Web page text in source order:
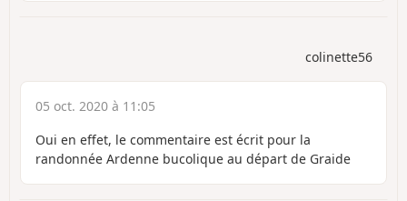
colinette56
05 oct. 2020 à 11:05
Oui en effet, le commentaire est écrit pour la
randonnée Ardenne bucolique au départ de Graide